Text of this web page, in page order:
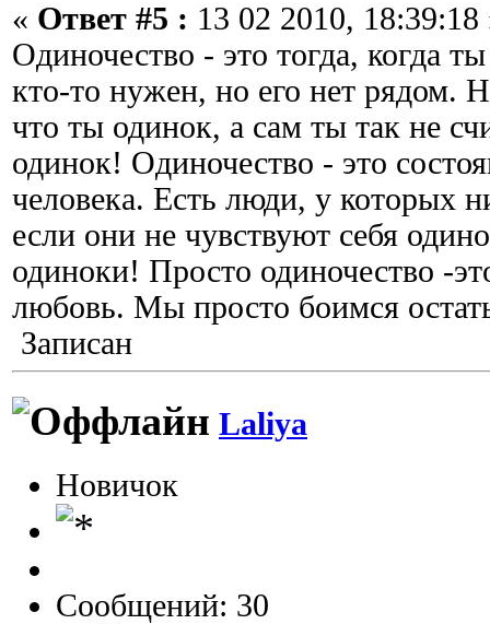
« Ответ #5 : 13 02 2010, 18:39:18
Одиночество - это тогда, когда
кто-то нужен, но его нет рядом.
что ты одинок, а сам ты так не
одинок! Одиночество - это
человека. Есть люди, у которых
если они не чувствуют себя
одиноки! Просто одиночество -
любовь. Мы просто боимся
Записан
Laliya
Новичок
Сообщений: 30